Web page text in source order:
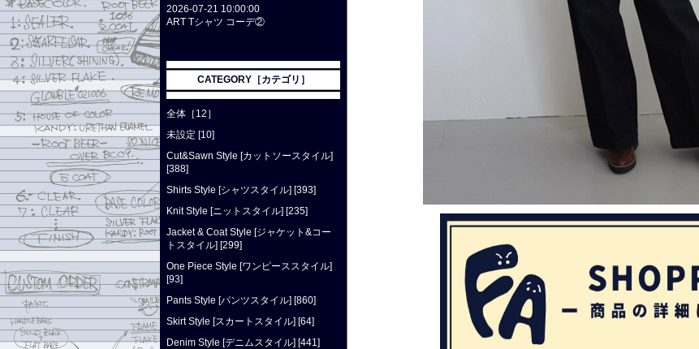
2026-07-21 10:00:00
ART Tシャツ コーデ②
CATEGORY［カテゴリ］
全体［12］
未設定 [10]
Cut&Sawn Style [カットソースタイル]
[388]
Shirts Style [シャツスタイル] [393]
Knit Style [ニットスタイル] [235]
Jacket & Coat Style [ジャケット&コー
トスタイル] [299]
One Piece Style [ワンピーススタイル]
[93]
Pants Style [パンツスタイル] [860]
Skirt Style [スカートスタイル] [64]
Denim Style [デニムスタイル] [441]